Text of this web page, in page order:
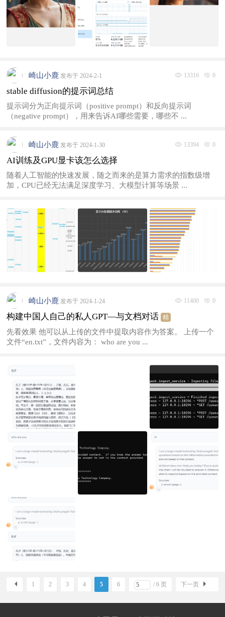
13316 0
崎山小鹿 发布于 2024-2-1
stable diffusion的提示词总结
提示词分为正向提示词（positive prompt）和反向提示词
（negative prompt），用来告诉AI哪些需要，哪些不 ...
13394 0
崎山小鹿 发布于 2024-1-30
AI训练及GPU显卡该怎么选择
随着人工智能的快速发展，随之而来的是算力需求的指数级增
加，CPU已经无法满足深度学习、大模型计算等场景 ...
11400 0
崎山小鹿 发布于 2024-1-24
构建中国人自己的私人GPT—与文档对话 精
先看效果 他可以从上传的文件中提取内容作为答案。 上传一个
文件“en.txt”，文件内容为： who are you ...
1 2 3 4 5 6 / 6 页 下一页